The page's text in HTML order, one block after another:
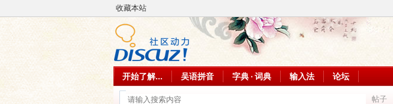
收藏本站
开始了解... 吴语拼音 字典 · 词典 输入法 论坛
帖子